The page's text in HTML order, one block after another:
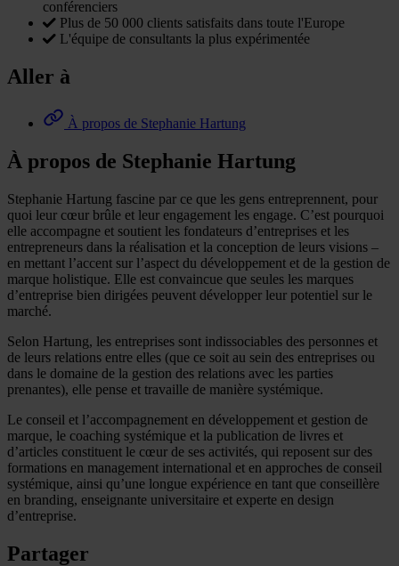
conférenciers
Plus de 50 000 clients satisfaits dans toute l'Europe
L'équipe de consultants la plus expérimentée
Aller à
À propos de Stephanie Hartung
À propos de Stephanie Hartung
Stephanie Hartung fascine par ce que les gens entreprennent, pour
quoi leur cœur brûle et leur engagement les engage. C’est pourquoi
elle accompagne et soutient les fondateurs d’entreprises et les
entrepreneurs dans la réalisation et la conception de leurs visions –
en mettant l’accent sur l’aspect du développement et de la gestion de
marque holistique. Elle est convaincue que seules les marques
d’entreprise bien dirigées peuvent développer leur potentiel sur le
marché.
Selon Hartung, les entreprises sont indissociables des personnes et
de leurs relations entre elles (que ce soit au sein des entreprises ou
dans le domaine de la gestion des relations avec les parties
prenantes), elle pense et travaille de manière systémique.
Le conseil et l’accompagnement en développement et gestion de
marque, le coaching systémique et la publication de livres et
d’articles constituent le cœur de ses activités, qui reposent sur des
formations en management international et en approches de conseil
systémique, ainsi qu’une longue expérience en tant que conseillère
en branding, enseignante universitaire et experte en design
d’entreprise.
Partager